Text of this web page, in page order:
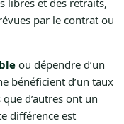
libres et des retraits,
par le contrat ou
ou dépendre d’un
bénéficient d’un taux
d’autres ont un
différence est